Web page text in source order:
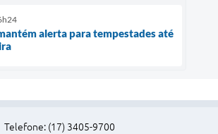
alerta para tempestades até
Telefone: (17) 3405-9700